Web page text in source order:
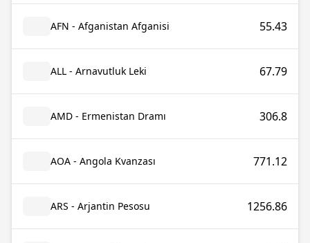
AFN - Afganistan Afganisi 55.43
ALL - Arnavutluk Leki 67.79
AMD - Ermenistan Dramı 306.8
AOA - Angola Kvanzası 771.12
ARS - Arjantin Pesosu 1256.86